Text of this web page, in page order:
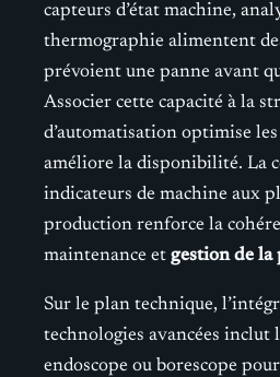
capteurs d’état machine,
thermographie alimentent
prévoient une panne avant
Associer cette capacité à la
d’automatisation optimise
améliore la disponibilité. La
indicateurs de machine aux
production renforce la
maintenance et gestion de
Sur le plan technique,
technologies avancées inclut
endoscope ou borescope